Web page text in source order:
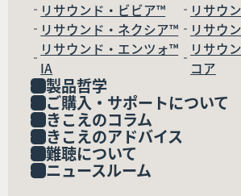
リサウンド・ビビア™
リサウ
リサウンド・ネクシア™
リサウ
リサウンド・エンツォ™
IA
リサウ
コア
製品哲学
ご購入・サポートについて
きこえのコラム
きこえのアドバイス
難聴について
ニュースルーム